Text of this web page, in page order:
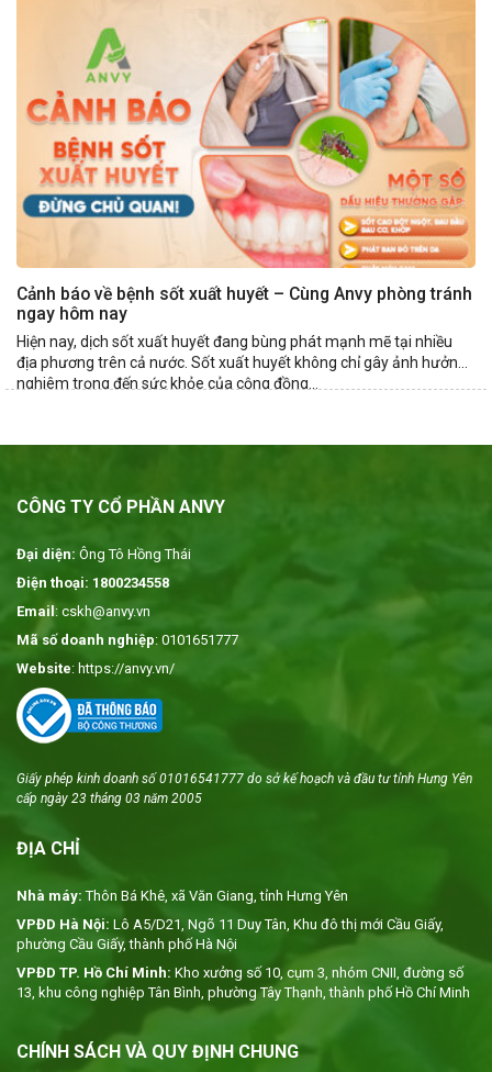
Cảnh báo về bệnh sốt xuất huyết – Cùng Anvy phòng tránh
ngay hôm nay
Hiện nay, dịch sốt xuất huyết đang bùng phát mạnh mẽ tại nhiều
địa phương trên cả nước. Sốt xuất huyết không chỉ gây ảnh hưởng
nghiêm trọng đến sức khỏe của cộng đồng...
CÔNG TY CỔ PHẦN ANVY
Đại diện: Ông Tô Hồng Thái
Điện thoại: 1800234558
Email : cskh@anvy.vn
Mã số doanh nghiệp: 0101651777
Website: https://anvy.vn/
Giấy phép kinh doanh số 01016541777 do sở kế hoạch và đầu tư tỉnh Hưng Yên
cấp ngày 23 tháng 03 năm 2005
ĐỊA CHỈ
Nhà máy: Thôn Bá Khê, xã Văn Giang, tỉnh Hưng Yên
VPĐD Hà Nội: Lô A5/D21, Ngõ 11 Duy Tân, Khu đô thị mới Cầu Giấy,
phường Cầu Giấy, thành phố Hà Nội
VPĐD TP. Hồ Chí Minh: Kho xưởng số 10, cụm 3, nhóm CNII, đường số
13, khu công nghiệp Tân Bình, phường Tây Thạnh, thành phố Hồ Chí Minh
CHÍNH SÁCH VÀ QUY ĐỊNH CHUNG